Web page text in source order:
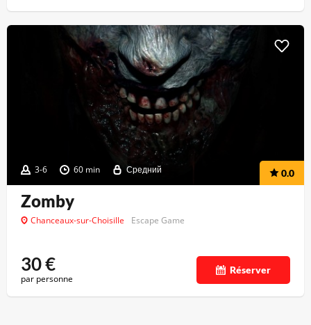
3-6 60 min Средний 0.0
Zomby
Chanceaux-sur-Choisille Escape Game
30€
par personne
Réserver